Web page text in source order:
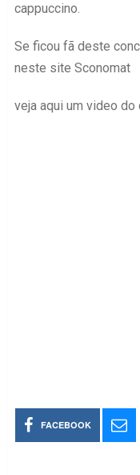
cappuccino.
Se ficou fã deste
neste site Sconomat
veja aqui um video do
FACEBOOK